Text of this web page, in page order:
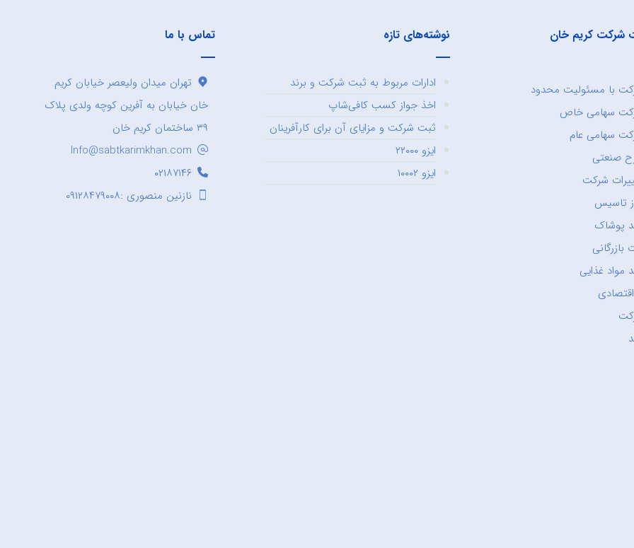
شرکت کریم خان
با مسئولیت محدود
سهامی خاص
سهامی عام
صنعتی
شرکت
تاسیس
پوشاک
بازرگانی
مواد غذایی
نوشته‌های تازه
ادارات مربوط به ثبت شرکت و برند
اخذ جواز کسب کافی‌شاپ
ثبت شرکت و مزایای آن برای کارآفرینان
ایزو ۲۲۰۰۰
ایزو ۱۰۰۰۲
تماس با ما
تهران میدان ولیعصر خیابان کریم
خان خیابان به آفرین کوچه ولدی پلاک
۳۹ ساختمان کریم خان
Info@sabtkarimkhan.com
۰۲۱۸۷۱۴۶
نازنین منصوری :۰۹۱۲۸۴۷۹۰۰۸